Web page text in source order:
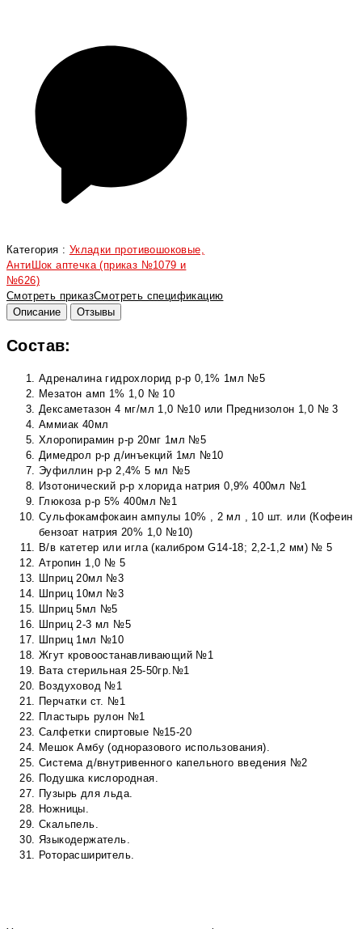
Категория : Укладки противошоковые,
АнтиШок аптечка (приказ №1079 и
№626)
Смотреть приказСмотреть спецификацию
Описание
Отзывы
Состав:
Адреналина гидрохлорид р-р 0,1% 1мл №5
Мезатон амп 1% 1,0 № 10
Дексаметазон 4 мг/мл 1,0 №10 или Преднизолон 1,0 № 3
Аммиак 40мл
Хлоропирамин р-р 20мг 1мл №5
Димедрол р-р д/инъекций 1мл №10
Эуфиллин р-р 2,4% 5 мл №5
Изотонический р-р хлорида натрия 0,9% 400мл №1
Глюкоза р-р 5% 400мл №1
Сульфокамфокаин ампулы 10% , 2 мл , 10 шт. или (Кофеин
бензоат натрия 20% 1,0 №10)
В/в катетер или игла (калибром G14-18; 2,2-1,2 мм) № 5
Атропин 1,0 № 5
Шприц 20мл №3
Шприц 10мл №3
Шприц 5мл №5
Шприц 2-3 мл №5
Шприц 1мл №10
Жгут кровоостанавливающий №1
Вата стерильная 25-50гр.№1
Воздуховод №1
Перчатки ст. №1
Пластырь рулон №1
Салфетки спиртовые №15-20
Мешок Амбу (одноразового использования).
Система д/внутривенного капельного введения №2
Подушка кислородная.
Пузырь для льда.
Ножницы.
Скальпель.
Языкодержатель.
Роторасширитель.